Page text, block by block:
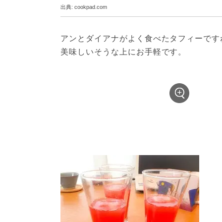
出典: cookpad.com
アンとダイアナがよく食べたタフィーです
美味しいそうな上にお手軽です。